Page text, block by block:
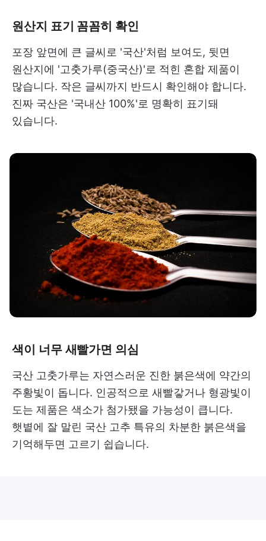
원산지 표기 꼼꼼히 확인
포장 앞면에 큰 글씨로 '국산'처럼 보여도, 뒷면
원산지에 '고춧가루(중국산)'로 적힌 혼합 제품이
많습니다. 작은 글씨까지 반드시 확인해야 합니다.
진짜 국산은 '국내산 100%'로 명확히 표기돼
있습니다.
색이 너무 새빨가면 의심
국산 고춧가루는 자연스러운 진한 붉은색에 약간의
주황빛이 돕니다. 인공적으로 새빨갛거나 형광빛이
도는 제품은 색소가 첨가됐을 가능성이 큽니다.
햇볕에 잘 말린 국산 고추 특유의 차분한 붉은색을
기억해두면 고르기 쉽습니다.